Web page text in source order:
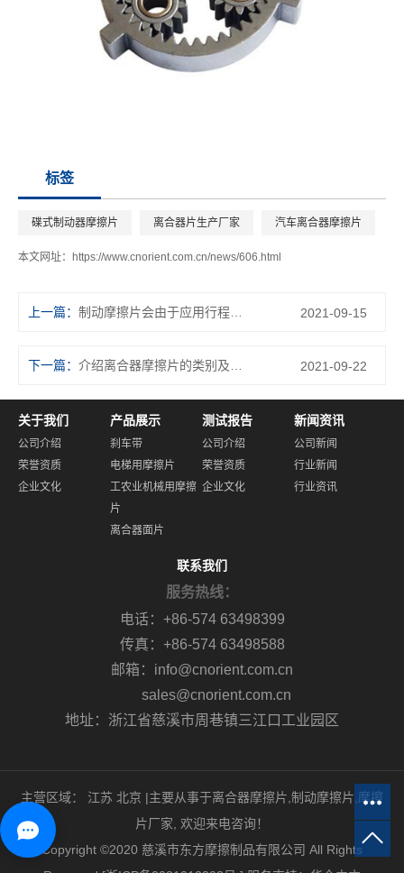
标签
碟式制动器摩擦片 离合器片生产厂家 汽车离合器摩擦片
本文网址： https://www.cnorient.com.cn/news/606.html
上一篇： 制动摩擦片会由于应用行程安排的提高而损坏吗？ 2021-09-15
下一篇： 介绍离合器摩擦片的类别及特性 2021-09-22
关于我们
公司介绍
荣誉资质
企业文化
产品展示
刹车带
电梯用摩擦片
工农业机械用摩擦
片
离合器面片
测试报告
公司介绍
荣誉资质
企业文化
新闻资讯
公司新闻
行业新闻
行业资讯
联系我们
服务热线：
电话：+86-574 63498399
传真：+86-574 63498588
邮箱：info@cnorient.com.cn
sales@cnorient.com.cn
地址：浙江省慈溪市周巷镇三江口工业园区
主营区域： 江苏 北京 |主要从事于离合器摩擦片,制动摩擦片, 摩擦
片厂家, 欢迎来电咨询！
Copyright ©2020 慈溪市东方摩擦制品有限公司 All Rights